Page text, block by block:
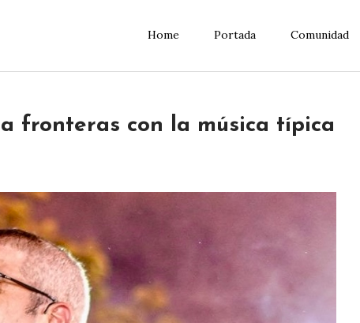
Home Portada Comunidad
fronteras con la música típica